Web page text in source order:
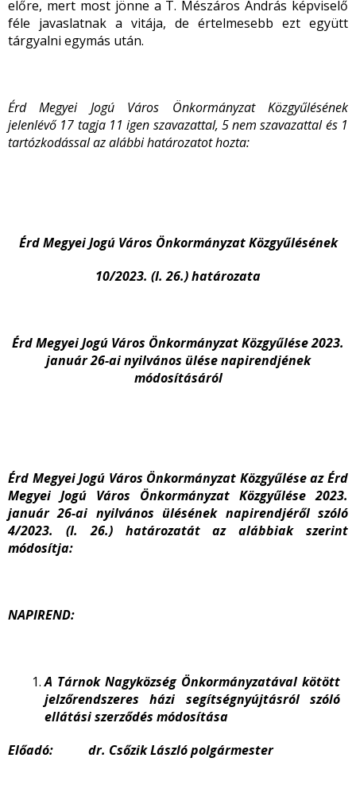
előre, mert most jönne a T. Mészáros András képviselő
féle javaslatnak a vitája, de értelmesebb ezt együtt
tárgyalni egymás után.
Érd Megyei Jogú Város Önkormányzat Közgyűlésének
jelenlévő 17 tagja 11 igen szavazattal, 5 nem szavazattal és 1
tartózkodással az alábbi határozatot hozta:
Érd Megyei Jogú Város Önkormányzat Közgyűlésének
10/2023. (I. 26.) határozata
Érd Megyei Jogú Város Önkormányzat Közgyűlése 2023.
január 26-ai nyilvános ülése napirendjének
módosításáról
Érd Megyei Jogú Város Önkormányzat Közgyűlése az Érd
Megyei Jogú Város Önkormányzat Közgyűlése 2023.
január 26-ai nyilvános ülésének napirendjéről szóló
4/2023. (I. 26.) határozatát az alábbiak szerint
módosítja:
NAPIREND:
A Tárnok Nagyközség Önkormányzatával kötött
jelzőrendszeres házi segítségnyújtásról szóló
ellátási szerződés módosítása
Előadó: dr. Csőzik László polgármester